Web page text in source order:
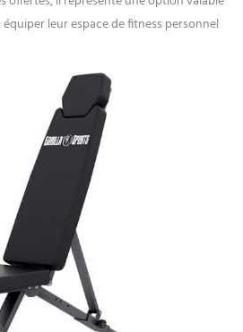
leur espace de fitness personnel